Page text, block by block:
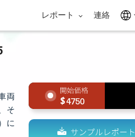
レポート 連絡
両
そ
に
4750